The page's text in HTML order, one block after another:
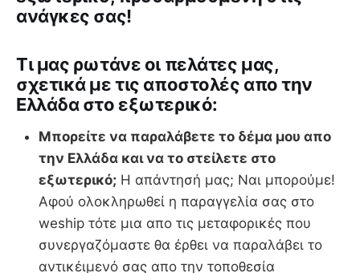
ανάγκες σας!
Tι μας ρωτάνε οι πελάτες μας,
σχετικά με τις αποστολές απο την
Ελλάδα στο εξωτερικό:
Μπορείτε να παραλάβετε το δέμα μου απο
την Ελλάδα και να το στείλετε στο
εξωτερικό; Η απάντησή μας; Ναι μπορούμε!
Αφού ολοκληρωθεί η παραγγελία σας στο
weship τότε μια απο τις μεταφορικές που
συνεργαζόμαστε θα έρθει να παραλάβει το
αντικέιμενό σας απο την τοποθεσία